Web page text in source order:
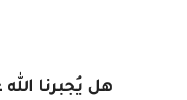
هل يُجبرنا